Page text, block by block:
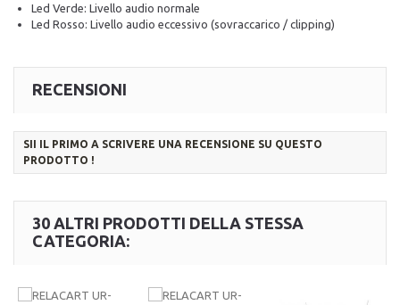
Led Verde: Livello audio normale
Led Rosso: Livello audio eccessivo (sovraccarico / clipping)
RECENSIONI
SII IL PRIMO A SCRIVERE UNA RECENSIONE SU QUESTO
PRODOTTO !
30 ALTRI PRODOTTI DELLA STESSA
CATEGORIA: